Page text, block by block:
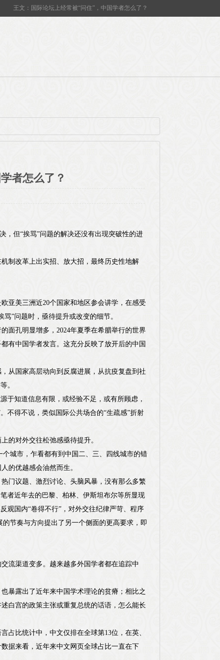
王文：国际论坛上经常被“问住”，中国学者怎么了？
者怎么了？
，但“挨骂”问题的解决还没有出现突破性的进
制改革上出实招、放大招，最终历史性地解
亚美三洲近20个国家和地区参会讲学，在感受
”问题时，亟待提升或改变的细节。
面孔明显增多，2024年夏季在希腊举行的世界
有中国学者发言。这充分反映了放开后的中国
从国家高层动向到反腐进展，从抗疫复盘到社
。
于知道信息有限，或经验不足，或有所顾虑，
不得不说，类似国际公共场合的“生疏感”折射
的对外交往松弛感亟待提升。
城市，乍看都有到中国二、三、四线城市的错
的优越感会油然而生。
门议题、激烈讨论、头脑风暴，没有那么多繁
者近年去的巴黎、柏林、伊斯坦布尔等所显现
观国内“卷得不行”，对外交往纪律严苛、程序
节奏与方向提出了另一个侧面的更高要求，即
流渠道变多。越来越多外国学者都在追踪中
暴露出了近年来中国学术理论的贫瘠；相比之
白宫的政策主张或重复总统的话语，怎么能长
占比统计中，中文仅排在全球第13位，在英、
据来看，近年来中文网页全球占比一直在下